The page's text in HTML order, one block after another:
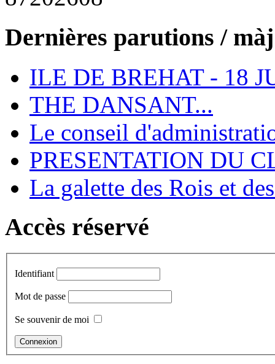
Dernières parutions / màj
ILE DE BREHAT - 18
THE DANSANT...
Le conseil
PRESENTATION DU
La galette des Rois et
Accès réservé
Identifiant
Mot de passe
Se souvenir de moi